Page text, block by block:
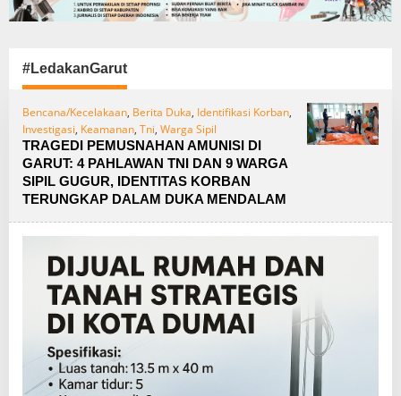
#LedakanGarut
Bencana/Kecelakaan, Berita Duka, Identifikasi Korban,
Investigasi, Keamanan, Tni, Warga Sipil
TRAGEDI PEMUSNAHAN AMUNISI DI
GARUT: 4 PAHLAWAN TNI DAN 9 WARGA
SIPIL GUGUR, IDENTITAS KORBAN
TERUNGKAP DALAM DUKA MENDALAM